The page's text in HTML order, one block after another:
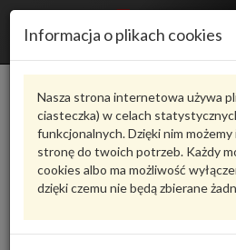
Informacja o plikach cookies
Nasza strona internetowa używa
ciasteczka) w celach
funkcjonalnych. Dzięki nim
stronę do twoich potrzeb. Każdy
cookies albo ma możliwość
dzięki czemu nie będą zbierane
Karta produktu
8U0955425VAG
VAG - produkt oryginalny VW AUDI SEAT
WYCIERACZKA. Audi A4 B8